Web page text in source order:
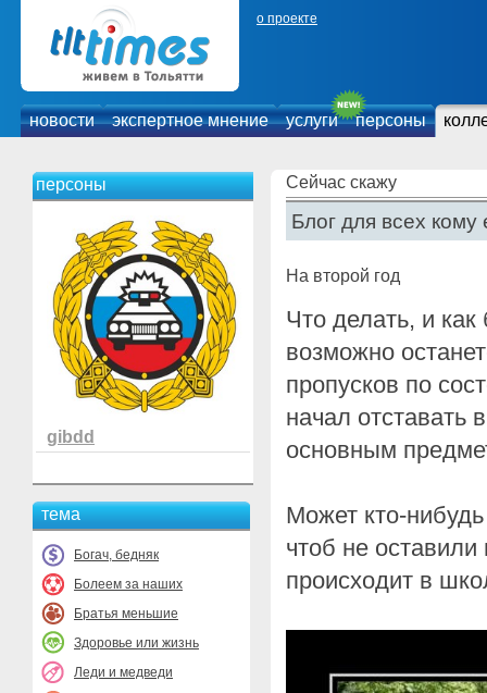
о проекте
новости экспертное мнение услуги персоны
персоны
gibdd
тема
Богач, бедняк
Болеем за наших
Братья меньшие
Здоровье или жизнь
Леди и медведи
Сейчас скажу
Блог для всех кому
На второй год
Что делать, и как
возможно
пропусков по
начал отставать
основным
Может кто-
чтоб не
происходит в